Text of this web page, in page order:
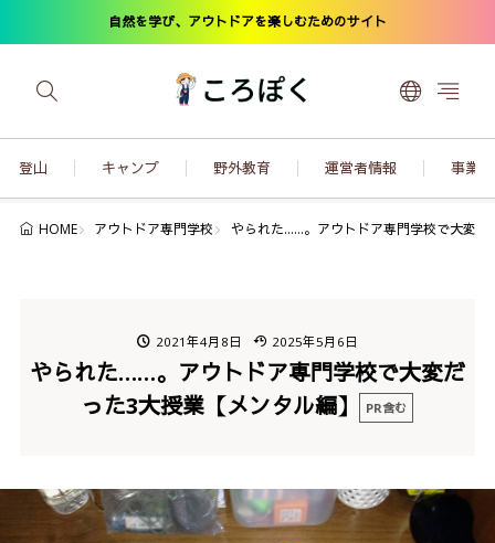
自然を学び、アウトドアを楽しむためのサイト
登山 キャンプ 野外教育 運営者情報 事業
HOME アウトドア専門学校 やられた……。アウトドア専門学校で大変だ
2021年4月8日 2025年5月6日
やられた……。アウトドア専門学校で大変だ
った3大授業【メンタル編】
PR含む